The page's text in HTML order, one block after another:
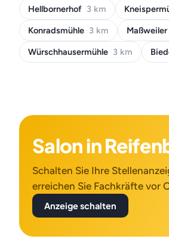
Hellbornerhof 3 km
Konradsmühle 3 km Maßweiler
Würschhausermühle 3 km
Salon in
Schalten Sie Ihre
erreichen Sie Fachkräfte vor
Anzeige schalten